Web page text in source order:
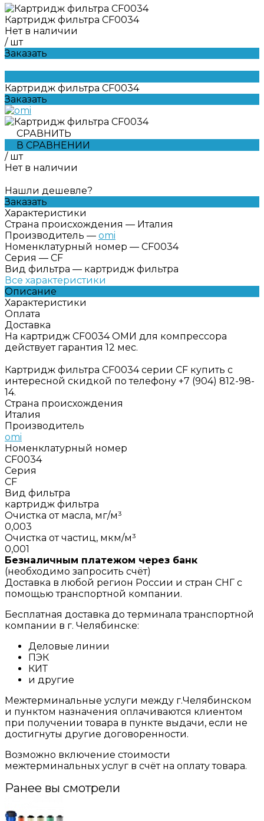
Картридж фильтра CF0034
Нет в наличии
/ шт
Заказать
Картридж фильтра CF0034
Заказать
СРАВНИТЬ
В СРАВНЕНИИ
/ шт
Нет в наличии
Нашли дешевле?
Заказать
Характеристики
Страна происхождения — Италия
Производитель — omi
Номенклатурный номер — CF0034
Серия — CF
Вид фильтра — картридж фильтра
Все характеристики
Описание
Характеристики
Оплата
Доставка
На картридж CF0034 ОМИ для компрессора
действует гарантия 12 мес.
Картридж фильтра CF0034 серии CF купить с
интересной скидкой по телефону +7 (904) 812-98-
14.
Страна происхождения
Италия
Производитель
omi
Номенклатурный номер
CF0034
Серия
CF
Вид фильтра
картридж фильтра
Очистка от масла, мг/м³
0,003
Очистка от частиц, мкм/м³
0,001
Безналичным платежом через банк
(необходимо запросить счёт)
Доставка в любой регион России и стран СНГ с
помощью транспортной компании.
Бесплатная доставка до терминала транспортной
компании в г. Челябинске:
Деловые линии
ПЭК
КИТ
и другие
Межтерминальные услуги между г.Челябинском
и пунктом назначения оплачиваются клиентом
при получении товара в пункте выдачи, если не
достигнуты другие договоренности.
Возможно включение стоимости
межтерминальных услуг в счёт на оплату товара.
Ранее вы смотрели